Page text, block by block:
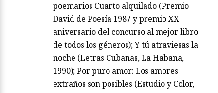
poemarios Cuarto alquilado (Premio
David de Poesía 1987 y premio XX
aniversario del concurso al mejor libro
de todos los géneros); Y tú atraviesas la
noche (Letras Cubanas, La Habana,
1990); Por puro amor: Los amores
extraños son posibles (Estudio y Color,